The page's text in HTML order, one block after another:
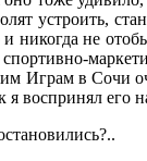
устроить,
и никогда не
Играм в Сочи
воспринял его